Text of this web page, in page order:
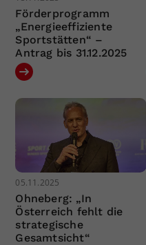
Förderprogramm
„Energieeffiziente
Sportstätten“ –
Antrag bis 31.12.2025
05.11.2025
Ohneberg: „In
Österreich fehlt die
strategische
Gesamtsicht“